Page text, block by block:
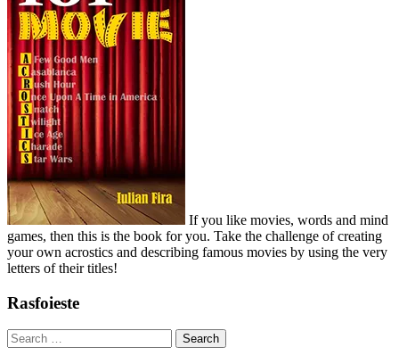
If you like movies, words and mind
games, then this is the book for you. Take the challenge of creating
your own acrostics and describing famous movies by using the very
letters of their titles!
Rasfoieste
Search
for: